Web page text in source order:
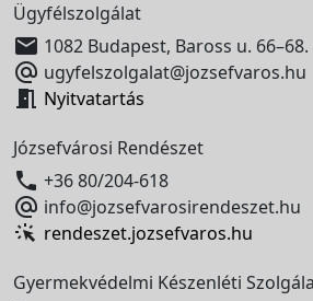
Ügyfélszolgálat
 1082 Budapest, Baross u. 66–68.
 ugyfelszolgalat@jozsefvaros.hu
 Nyitvatartás
Józsefvárosi Rendészet
 +36 80/204-618
 info@jozsefvarosirendeszet.hu
rendeszet.jozsefvaros.hu
Gyermekvédelmi Készenléti